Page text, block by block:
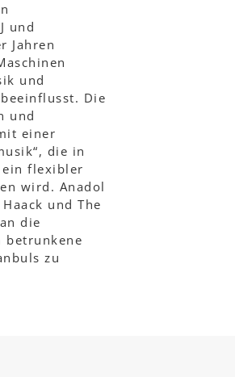
und
Jahren
und
Die
und
einer
die in
ein flexibler
wird. Anadol
und The
die
betrunkene
zu